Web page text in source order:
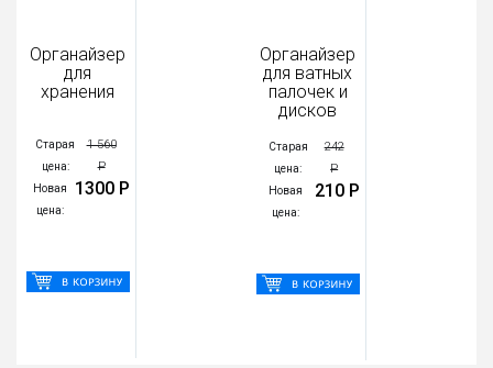
Органайзер
для
хранения
Старая
цена:
1 560
Р
Новая
цена:
1300 Р
Органайзер
для ватных
палочек и
дисков
Старая
цена:
242
Р
Новая
цена:
210 Р